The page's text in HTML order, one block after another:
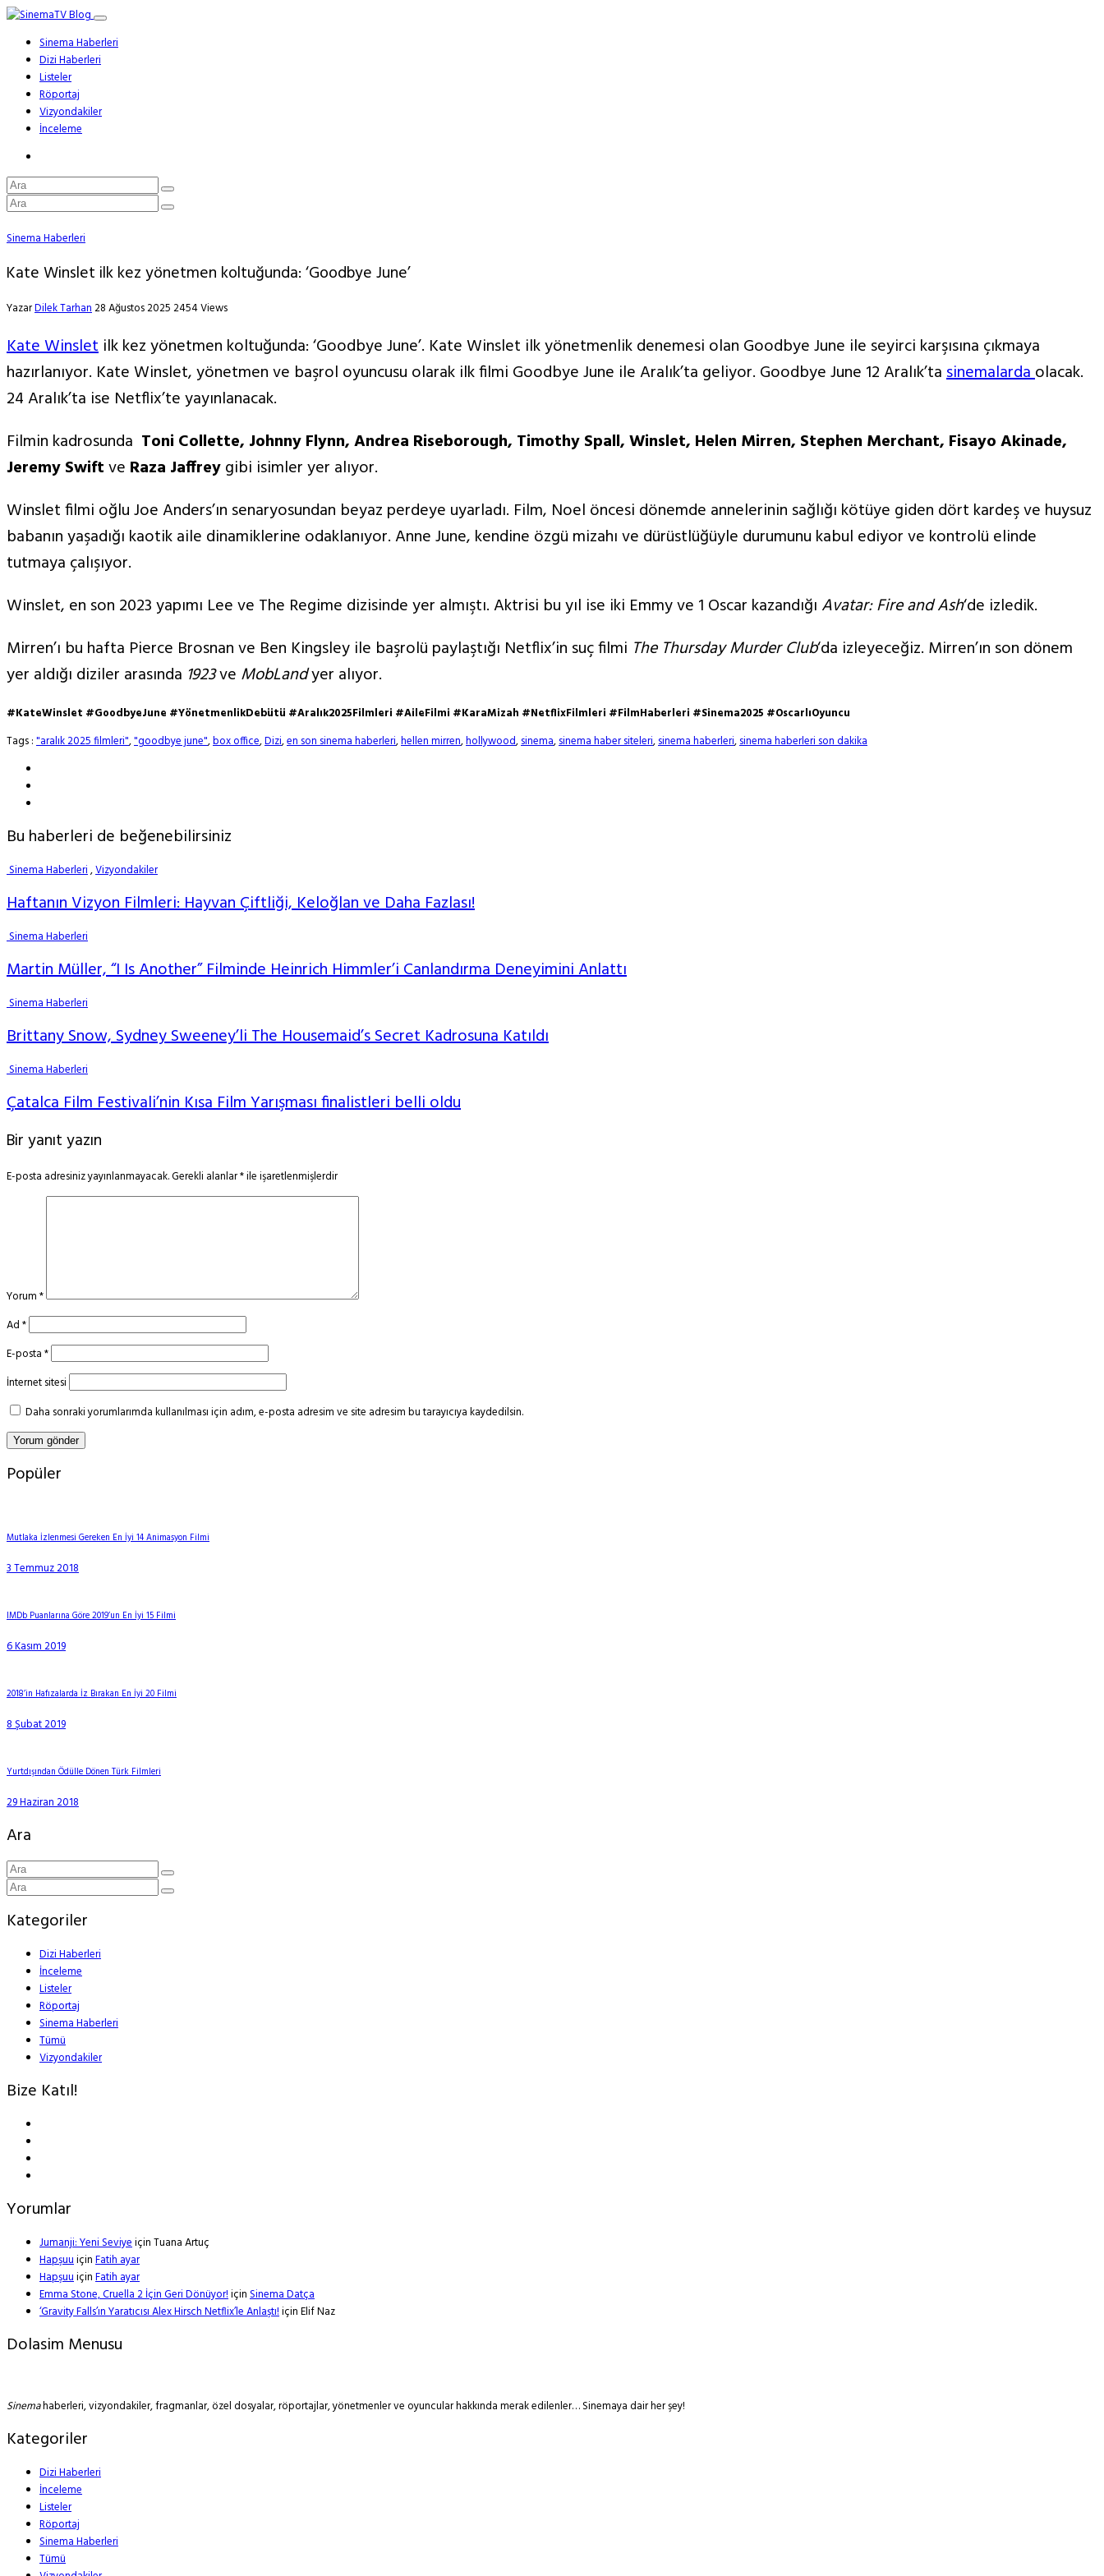
Sinema Haberleri
Dizi Haberleri
Listeler
Röportaj
Vizyondakiler
İnceleme
Sinema Haberleri
Kate Winslet ilk kez yönetmen koltuğunda: ‘Goodbye June’
YazarDilek Tarhan28 Ağustos 20252454 Views
Kate Winslet ilk kez yönetmen koltuğunda: ‘Goodbye June’. Kate Winslet ilk yönetmenlik denemesi olan Goodbye June ile seyirci karşısına çıkmaya
hazırlanıyor. Kate Winslet, yönetmen ve başrol oyuncusu olarak ilk filmi Goodbye June ile Aralık’ta geliyor. Goodbye June 12 Aralık’tasinemalardaolacak.
24 Aralık’ta ise Netflix’te yayınlanacak.
Filmin kadrosunda Toni Collette, Johnny Flynn, Andrea Riseborough, Timothy Spall, Winslet, Helen Mirren, Stephen Merchant, Fisayo Akinade,
Jeremy Swiftve Raza Jaffreygibi isimler yer alıyor.
Winslet filmi oğlu Joe Anders’ın senaryosundan beyaz perdeye uyarladı. Film, Noel öncesi dönemde annelerinin sağlığı kötüye giden dört kardeş ve huysuz
babanın yaşadığı kaotik aile dinamiklerine odaklanıyor. Anne June, kendine özgü mizahı ve dürüstlüğüyle durumunu kabul ediyor ve kontrolü elinde
tutmaya çalışıyor.
Winslet, en son 2023 yapımı Lee ve The Regime dizisinde yer almıştı. Aktrisi bu yıl ise iki Emmy ve 1 Oscar kazandığı Avatar: Fire and Ash‘de izledik.
Mirren’ı bu hafta Pierce Brosnan ve Ben Kingsley ile başrolü paylaştığı Netflix’in suç filmi The Thursday Murder Club‘da izleyeceğiz. Mirren’ın son dönem
yer aldığı diziler arasında 1923ve MobLandyer alıyor.
#KateWinslet #GoodbyeJune #YönetmenlikDebütü #Aralık2025Filmleri #AileFilmi #KaraMizah #NetflixFilmleri #FilmHaberleri #Sinema2025 #OscarlıOyuncu
Tags :"aralık 2025 filmleri","goodbye june",box office,Dizi,en son sinema haberleri,hellen mirren,hollywood,sinema,sinema haber siteleri,sinema haberleri,sinema haberleri son dakika
Bu haberleri de beğenebilirsiniz
Sinema Haberleri,Vizyondakiler
Haftanın Vizyon Filmleri: Hayvan Çiftliği, Keloğlan ve Daha Fazlası!
Sinema Haberleri
Martin Müller, “I Is Another” Filminde Heinrich Himmler’i Canlandırma Deneyimini Anlattı
Sinema Haberleri
Brittany Snow, Sydney Sweeney’li The Housemaid’s Secret Kadrosuna Katıldı
Sinema Haberleri
Çatalca Film Festivali’nin Kısa Film Yarışması finalistleri belli oldu
Bir yanıt yazın
E-posta adresiniz yayınlanmayacak.Gerekli alanlar*ile işaretlenmişlerdir
Yorum*
Ad*
E-posta*
İnternet sitesi
Daha sonraki yorumlarımda kullanılması için adım, e-posta adresim ve site adresim bu tarayıcıya kaydedilsin.
Popüler
Mutlaka İzlenmesi Gereken En İyi 14 Animasyon Filmi
3 Temmuz 2018
IMDb Puanlarına Göre 2019’un En İyi 15 Filmi
6 Kasım 2019
2018’in Hafızalarda İz Bırakan En İyi 20 Filmi
8 Şubat 2019
Yurtdışından Ödülle Dönen Türk Filmleri
29 Haziran 2018
Ara
Kategoriler
Dizi Haberleri
İnceleme
Listeler
Röportaj
Sinema Haberleri
Tümü
Vizyondakiler
Bize Katıl!
Yorumlar
Jumanji: Yeni SeviyeiçinTuana Artuç
HapşuuiçinFatih ayar
HapşuuiçinFatih ayar
Emma Stone, Cruella 2 İçin Geri Dönüyor!içinSinema Datça
‘Gravity Falls’ın Yaratıcısı Alex Hirsch Netflix’le Anlaştı!içinElif Naz
Dolasim Menusu
Sinemahaberleri, vizyondakiler, fragmanlar, özel dosyalar, röportajlar, yönetmenler ve oyuncular hakkında merak edilenler… Sinemaya dair her şey!
Kategoriler
Dizi Haberleri
İnceleme
Listeler
Röportaj
Sinema Haberleri
Tümü